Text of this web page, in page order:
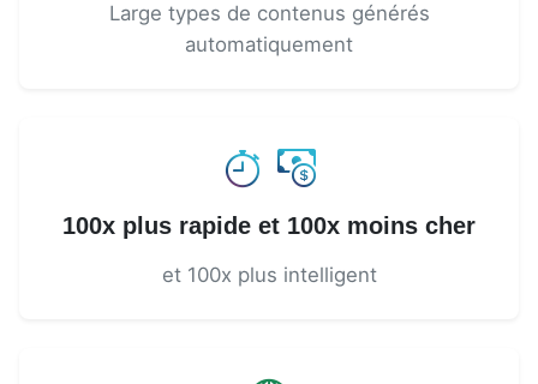
Large types de contenus générés
automatiquement
100x plus rapide et 100x moins cher
et 100x plus intelligent